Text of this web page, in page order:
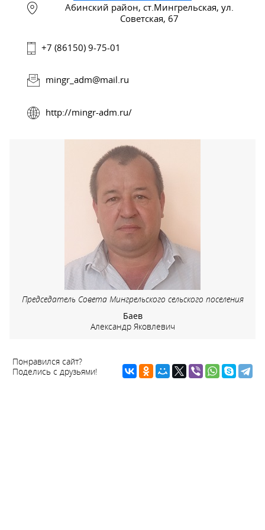
Абинский район, ст.Мингрельская, ул.
Советская, 67
+7 (86150) 9-75-01
mingr_adm@mail.ru
http://mingr-adm.ru/
Председатель Совета Мингрельского сельского поселения
Баев
Александр Яковлевич
Понравился сайт?
Поделись с друзьями!